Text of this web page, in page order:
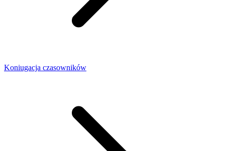
Koniugacja czasowników